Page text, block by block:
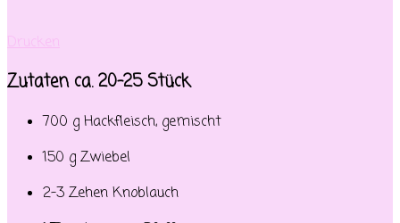
Drucken
Zutaten ca. 20-25 Stück
700 g Hackfleisch, gemischt
150 g Zwiebel
2-3 Zehen Knoblauch